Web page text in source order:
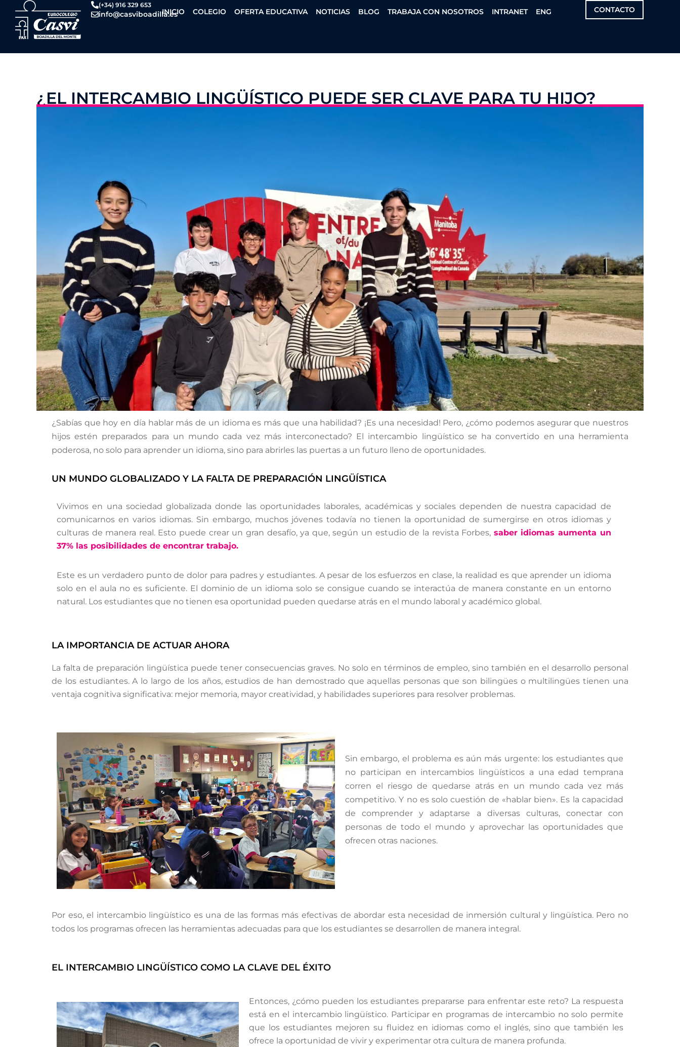
contenido
(+34) 916 329 653
info@casviboadilla.es
INICIO COLEGIO OFERTA EDUCATIVA NOTICIAS BLOG TRABAJA CON NOSOTROS INTRANET ENG CONTACTO
¿EL INTERCAMBIO LINGÜÍSTICO PUEDE SER CLAVE PARA TU HIJO?
¿Sabías que hoy en día hablar más de un idioma es más que una habilidad? ¡Es una necesidad! Pero, ¿cómo podemos asegurar que nuestros
hijos estén preparados para un mundo cada vez más interconectado? El intercambio lingüístico se ha convertido en una herramienta
poderosa, no solo para aprender un idioma, sino para abrirles las puertas a un futuro lleno de oportunidades.
UN MUNDO GLOBALIZADO Y LA FALTA DE PREPARACIÓN LINGÜÍSTICA
Vivimos en una sociedad globalizada donde las oportunidades laborales, académicas y sociales dependen de nuestra capacidad de
comunicarnos en varios idiomas. Sin embargo, muchos jóvenes todavía no tienen la oportunidad de sumergirse en otros idiomas y
culturas de manera real. Esto puede crear un gran desafío, ya que, según un estudio de la revista Forbes, saber idiomas aumenta un
37% las posibilidades de encontrar trabajo.
Este es un verdadero punto de dolor para padres y estudiantes. A pesar de los esfuerzos en clase, la realidad es que aprender un idioma
solo en el aula no es suficiente. El dominio de un idioma solo se consigue cuando se interactúa de manera constante en un entorno
natural. Los estudiantes que no tienen esa oportunidad pueden quedarse atrás en el mundo laboral y académico global.
LA IMPORTANCIA DE ACTUAR AHORA
La falta de preparación lingüística puede tener consecuencias graves. No solo en términos de empleo, sino también en el desarrollo personal
de los estudiantes. A lo largo de los años, estudios de han demostrado que aquellas personas que son bilingües o multilingües tienen una
ventaja cognitiva significativa: mejor memoria, mayor creatividad, y habilidades superiores para resolver problemas.
Sin embargo, el problema es aún más urgente: los estudiantes que
no participan en intercambios lingüísticos a una edad temprana
corren el riesgo de quedarse atrás en un mundo cada vez más
competitivo. Y no es solo cuestión de «hablar bien». Es la capacidad
de comprender y adaptarse a diversas culturas, conectar con
personas de todo el mundo y aprovechar las oportunidades que
ofrecen otras naciones.
Por eso, el intercambio lingüístico es una de las formas más efectivas de abordar esta necesidad de inmersión cultural y lingüística. Pero no
todos los programas ofrecen las herramientas adecuadas para que los estudiantes se desarrollen de manera integral.
EL INTERCAMBIO LINGÜÍSTICO COMO LA CLAVE DEL ÉXITO
Entonces, ¿cómo pueden los estudiantes prepararse para enfrentar este reto? La respuesta
está en el intercambio lingüístico. Participar en programas de intercambio no solo permite
que los estudiantes mejoren su fluidez en idiomas como el inglés, sino que también les
ofrece la oportunidad de vivir y experimentar otra cultura de manera profunda.